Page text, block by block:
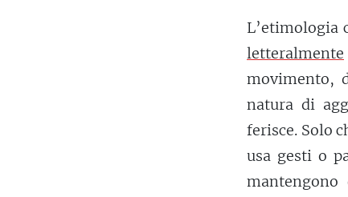
L’etimologia
letteralmente
movimento,
natura di
ferisce. Solo
usa gesti o
mantengono